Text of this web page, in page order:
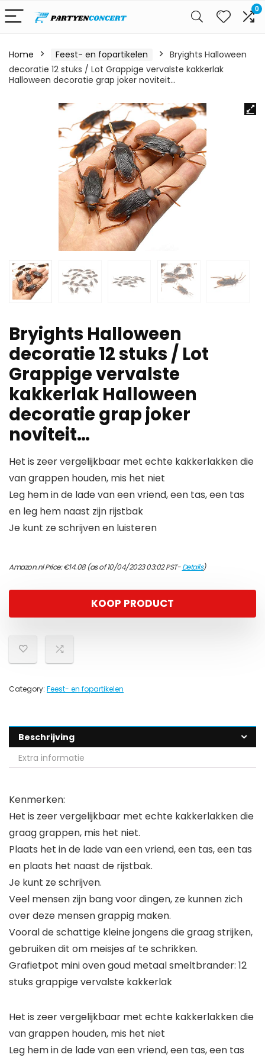
0
Home Feest- en fopartikelen
Bryights Halloween
decoratie 12 stuks / Lot Grappige vervalste kakkerlak
Halloween decoratie grap joker noviteit…
Bryights Halloween
decoratie 12 stuks / Lot
Grappige vervalste
kakkerlak Halloween
decoratie grap joker
noviteit…
Het is zeer vergelijkbaar met echte kakkerlakken die
van grappen houden, mis het niet
Leg hem in de lade van een vriend, een tas, een tas
en leg hem naast zijn rijstbak
Je kunt ze schrijven en luisteren
Amazon.nl Price:€14.08(as of 10/04/2023 03:02 PST-Details)
KOOP PRODUCT
Category: Feest- en fopartikelen
Beschrijving
Extra informatie
Kenmerken:
Het is zeer vergelijkbaar met echte kakkerlakken die
graag grappen, mis het niet.
Plaats het in de lade van een vriend, een tas, een tas
en plaats het naast de rijstbak.
Je kunt ze schrijven.
Veel mensen zijn bang voor dingen, ze kunnen zich
over deze mensen grappig maken.
Vooral de schattige kleine jongens die graag strijken,
gebruiken dit om meisjes af te schrikken.
Grafietpot mini oven goud metaal smeltbrander: 12
stuks grappige vervalste kakkerlak
Het is zeer vergelijkbaar met echte kakkerlakken die
van grappen houden, mis het niet
Leg hem in de lade van een vriend, een tas, een tas